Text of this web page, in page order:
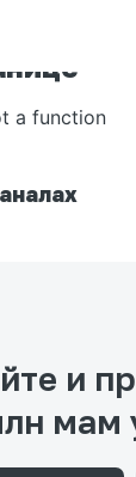
a function
и
мам